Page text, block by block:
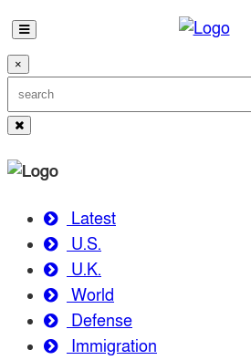
×
Latest
U.S.
U.K.
World
Defense
Immigration